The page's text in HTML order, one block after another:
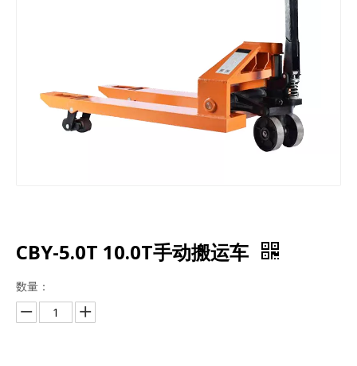
CBY-5.0T 10.0T手动搬运车
数量：